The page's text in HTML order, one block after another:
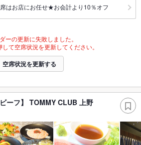
席はお店にお任せ★お会計より10％オフ
ーの更新に失敗しました。
て空席状況を更新してください。
空席状況を更新する
ーフ】 TOMMY CLUB 上野